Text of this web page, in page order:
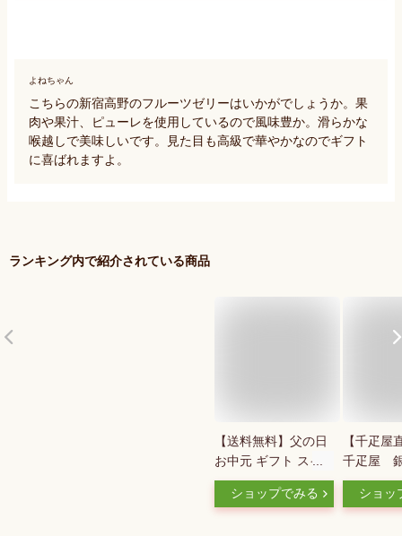
よねちゃん
こちらの新宿高野のフルーツゼリーはいかがでしょうか。果
肉や果汁、ピューレを使用しているので風味豊か。滑らかな
喉越しで美味しいです。見た目も高級で華やかなのでギフト
に喜ばれますよ。
ランキング内で紹介されている商品
【送料無料】父の日
お中元 ギフト スイ
ーツ 誕生日 プリン
ゼリー 6個セット ゴ
ショップでみる
【千疋屋
千疋屋
ツゼリー
り）【送
ショッ